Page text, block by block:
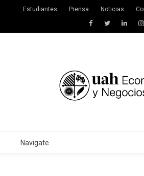
Estudiantes Prensa Noticias
FacebookTwitter
Navigate